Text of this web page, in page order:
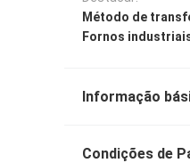
Método de
Fornos
Informação
Condições de